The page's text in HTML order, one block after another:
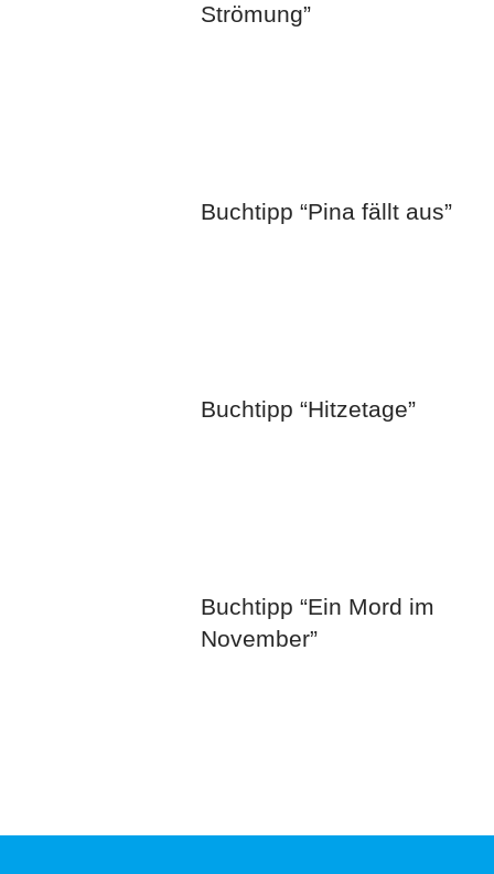
Strömung”
Buchtipp “Pina fällt aus”
Buchtipp “Hitzetage”
Buchtipp “Ein Mord im
November”